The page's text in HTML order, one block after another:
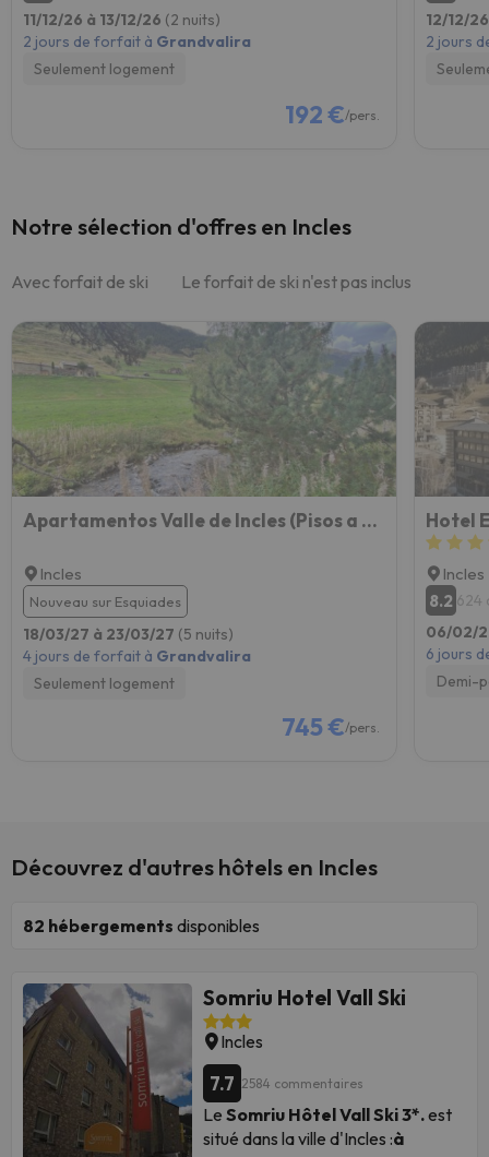
11/12/26 à 13/12/26 (2 nuits)
2 jours de forfait à Grandvalira
Seulement logement
192 €/pers.
12/12/
2 jours
Notre sélection d'offres en Incles
Avec forfait de ski Le forfait de ski n'est pas inclus
Apartamentos Valle de Incles (Pisos a Dias)
Incles
Nouveau sur Esquiades
18/03/27 à 23/03/27 (5 nuits)
4 jours de forfait à Grandvalira
Seulement logement
745 €/pers.
Hotel
Incles
8.2 624
06/02/
6 jours
Demi-
Découvrez d'autres hôtels en Incles
82 hébergements disponibles
Somriu Hotel Vall Ski
Incles
7.7 2584 commentaires
Le Somriu Hôtel Vall Ski 3*.est
situé dans la ville d'Incles :à